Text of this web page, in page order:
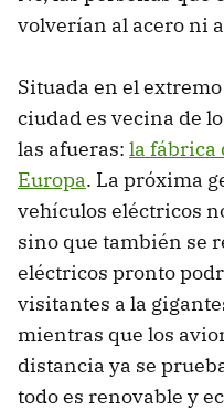
volverían al acero ni
Situada en el
ciudad es vecina de
las afueras: la fábrica
Europa. La próxima
vehículos eléctricos
sino que también se
eléctricos pronto
visitantes a la
mientras que los
distancia ya se
todo es renovable y